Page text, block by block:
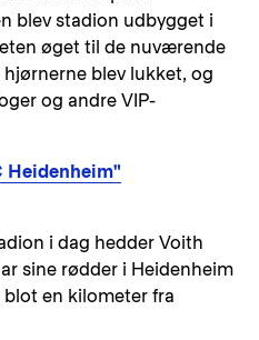
blev stadion udbygget i
øget til de nuværende
blev lukket, og
og andre VIP-
Heidenheim"
i dag hedder Voith
sine rødder i Heidenheim
en kilometer fra